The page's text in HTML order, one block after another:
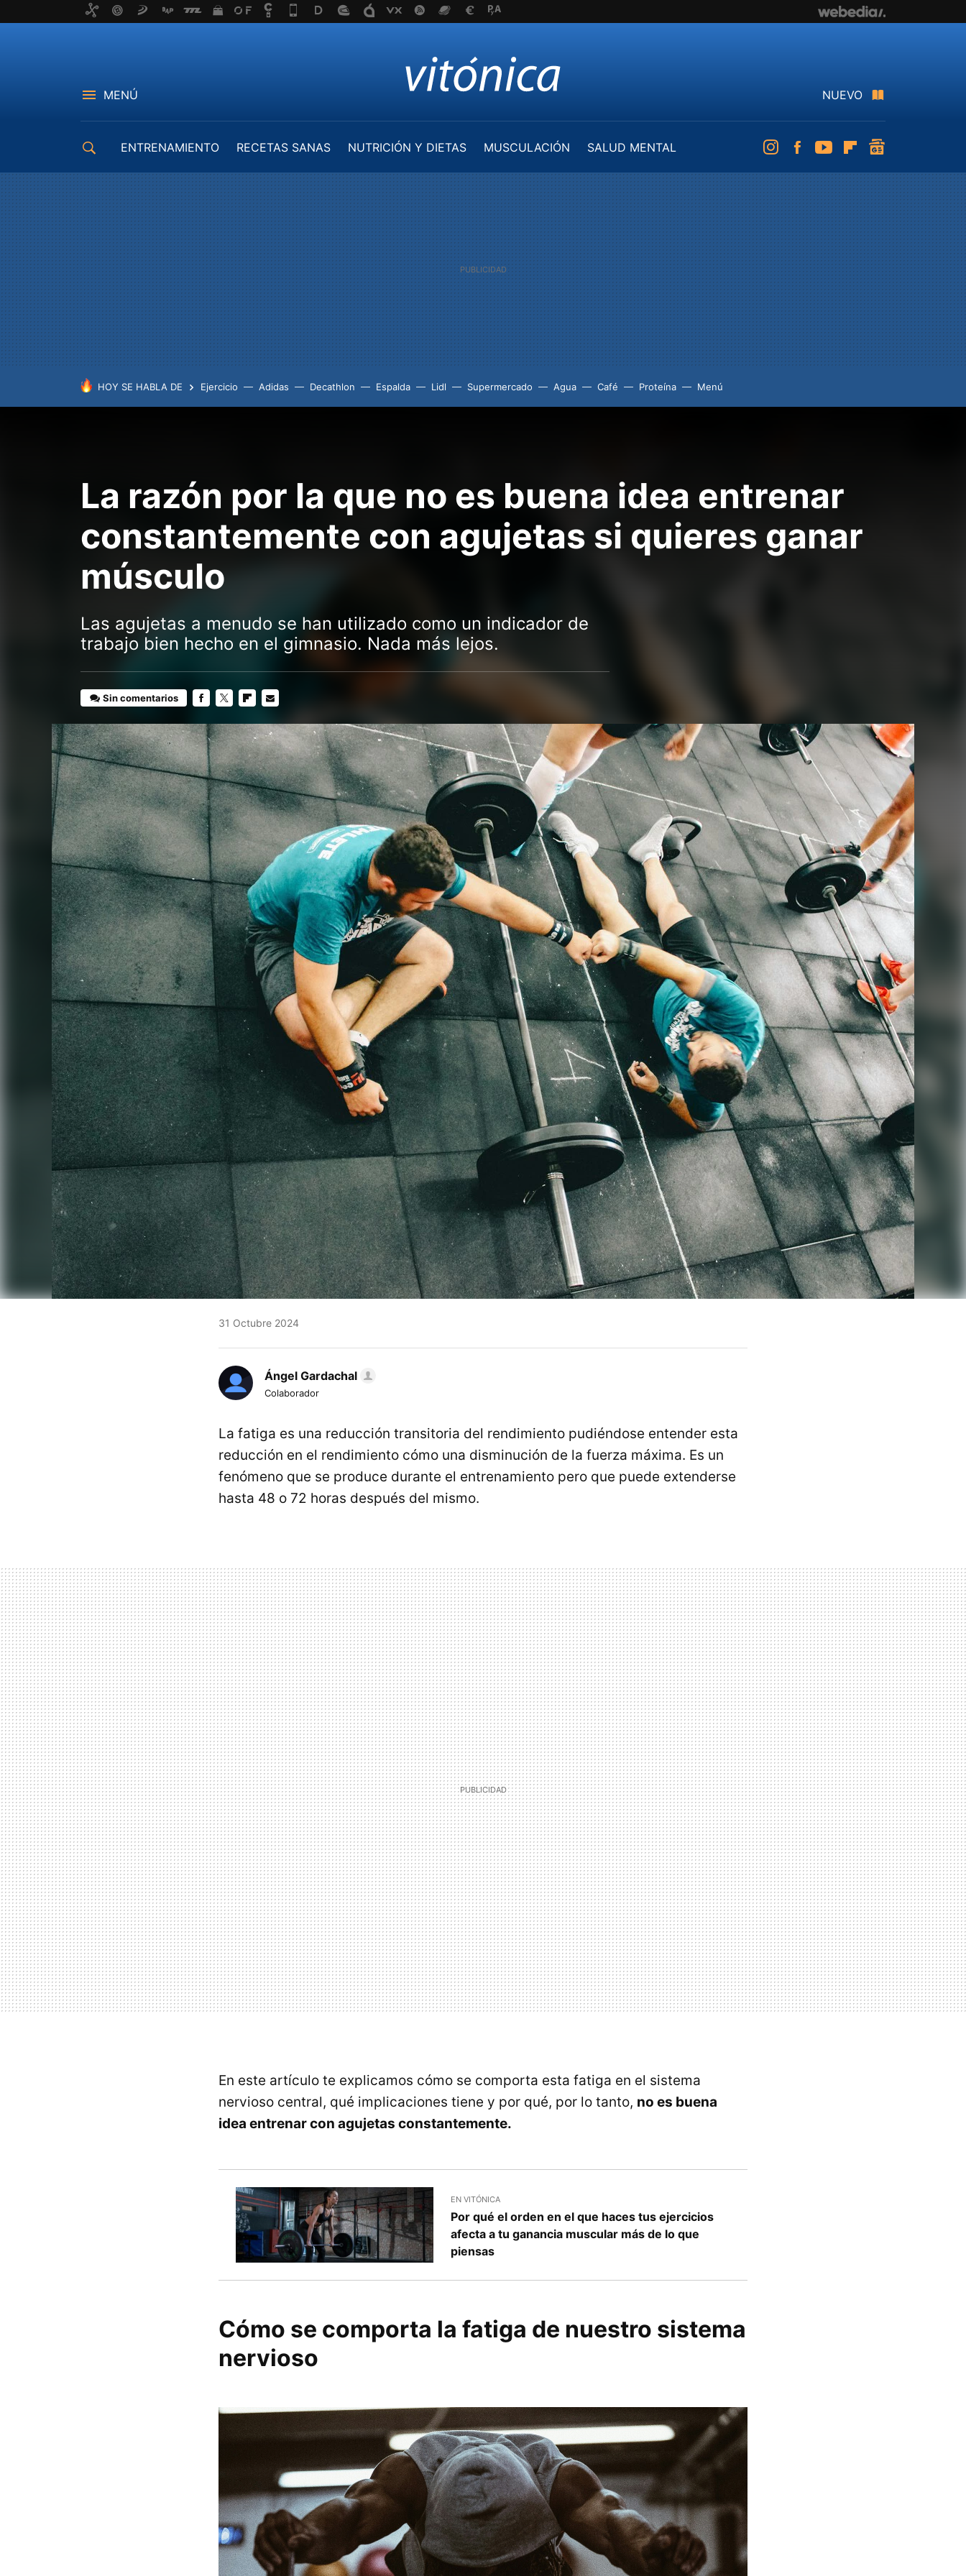
MENÚ NUEVO
ENTRENAMIENTO RECETAS SANAS NUTRICIÓN Y DIETAS MUSCULACIÓN
SALUD MENTAL
InstagramFacebookYoutubeFlipboard
HOY SE HABLA DE Ejercicio Adidas Decathlon Espalda Lidl Supermercado Agua Café Proteína Menú
La razón por la que no es buena idea entrenar
constantemente con agujetas si quieres ganar
músculo
Las agujetas a menudo se han utilizado como un indicador de
trabajo bien hecho en el gimnasio. Nada más lejos.
Sin comentarios
MAIL
31 Octubre 2024
Ángel Gardachal
Colaborador
La fatiga es una reducción transitoria del rendimiento pudiéndose entender esta
reducción en el rendimiento cómo una disminución de la fuerza máxima. Es un
fenómeno que se produce durante el entrenamiento pero que puede extenderse
hasta 48 o 72 horas después del mismo.
En este artículo te explicamos cómo se comporta esta fatiga en el sistema
nervioso central, qué implicaciones tiene y por qué, por lo tanto, no es buena
idea entrenar con agujetas constantemente.
EN VITÓNICA
Por qué el orden en el que haces tus ejercicios
afecta a tu ganancia muscular más de lo que
piensas
Cómo se comporta la fatiga de nuestro sistema
nervioso